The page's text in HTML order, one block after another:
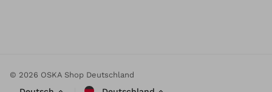
© 2026 OSKA Shop Deutschland